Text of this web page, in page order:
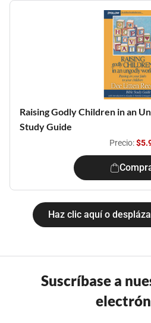
Raising Godly Children in an
Study Guide
Precio:
Haz clic aquí o
Suscríbase a